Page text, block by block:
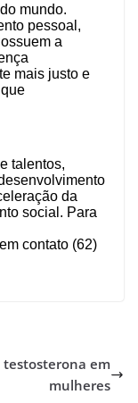
mundo.
pessoal,
a
mais justo e
talentos,
da
social. Para
contato (62)
testosterona em
mulheres